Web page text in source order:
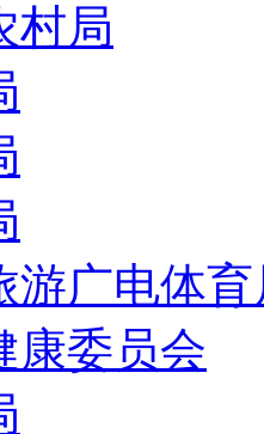
村局
游广电体育
康委员会